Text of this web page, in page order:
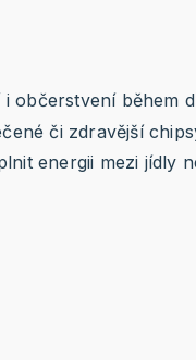
během
či zdravější
energii mezi jídly